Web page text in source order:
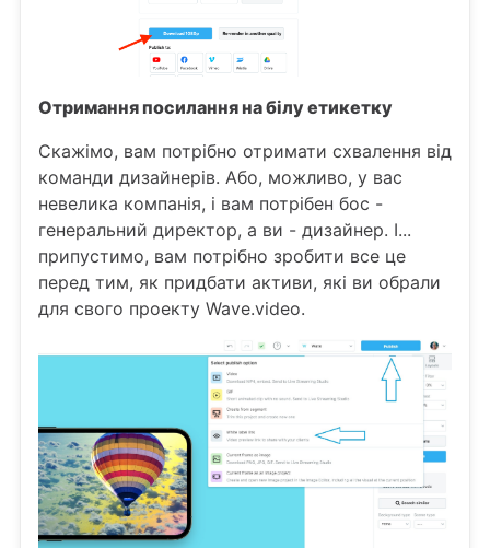
Отримання посилання на білу етикетку
Скажімо, вам потрібно отримати схвалення від
команди дизайнерів. Або, можливо, у вас
невелика компанія, і вам потрібен бос -
генеральний директор, а ви - дизайнер. І...
припустимо, вам потрібно зробити все це
перед тим, як придбати активи, які ви обрали
для свого проекту Wave.video.